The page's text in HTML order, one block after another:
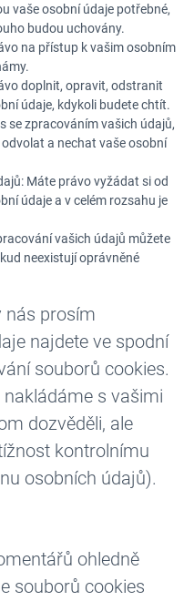
vaše osobní údaje potřebné,
budou uchovány.
na přístup k vašim osobním
doplnit, opravit, odstranit
údaje, kdykoli budete chtít.
se zpracováním vašich údajů,
a nechat vaše osobní
Máte právo vyžádat si od
údaje a v celém rozsahu je
vašich údajů můžete
neexistují oprávněné
nás prosím
najdete ve spodní
souborů cookies.
s vašimi
dozvěděli, ale
kontrolnímu
osobních údajů).
ohledně
souborů cookies